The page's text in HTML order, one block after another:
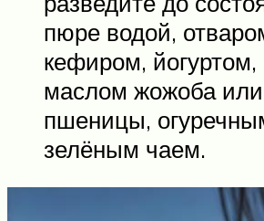
пюре водой,
кефиром,
маслом жожоба
пшеницы,
зелёным чаем.